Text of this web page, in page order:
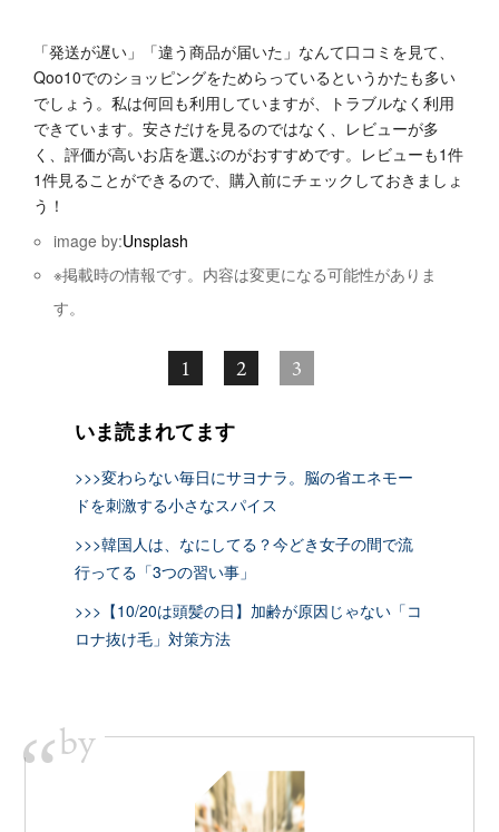
「発送が遅い」「違う商品が届いた」なんて口コミを見て、
Qoo10でのショッピングをためらっているというかたも多い
でしょう。私は何回も利用していますが、トラブルなく利用
できています。安さだけを見るのではなく、レビューが多
く、評価が高いお店を選ぶのがおすすめです。レビューも1件
1件見ることができるので、購入前にチェックしておきましょ
う！
image by:Unsplash
※掲載時の情報です。内容は変更になる可能性がありま
す。
1 2 3
いま読まれてます
>>>変わらない毎日にサヨナラ。脳の省エネモー
ドを刺激する小さなスパイス
>>>韓国人は、なにしてる？今どき女子の間で流
行ってる「3つの習い事」
>>>【10/20は頭髪の日】加齢が原因じゃない「コ
ロナ抜け毛」対策方法
“by